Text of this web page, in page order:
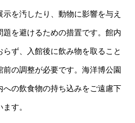
を汚したり、動物に影響を与え
題を避けるための措置です。館内
らず、入館後に飲み物を取ること
前の調整が必要です。海洋博公園
への飲食物の持ち込みをご遠慮下
す。